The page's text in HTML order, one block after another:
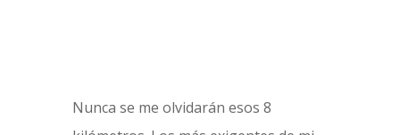
Nunca se me olvidarán esos 8